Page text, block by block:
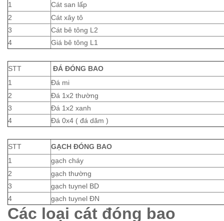
1
Cát san lấp
2
Cát xây tô
3
Cát bê tông L2
4
Giá bê tông L1
STT
ĐÁ ĐÓNG BAO
1
Đá mi
2
Đá 1x2 thường
3
Đá 1x2 xanh
4
Đá 0x4 ( đá dăm )
STT
GẠCH ĐÓNG BAO
1
gạch cháy
2
gạch thường
3
gạch tuynel BD
4
gạch tuynel ĐN
Các loại cát đóng bao